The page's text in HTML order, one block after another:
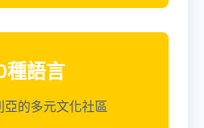
種語言
亞的多元文化社區